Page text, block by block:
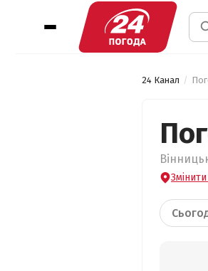
24 Канал